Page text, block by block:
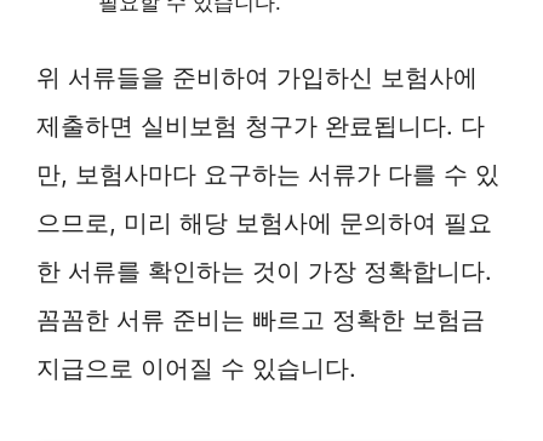
위 서류들을 준비하여 가입하신 보험사에
제출하면 실비보험 청구가 완료됩니다. 다
만, 보험사마다 요구하는 서류가 다를 수 있
으므로, 미리 해당 보험사에 문의하여 필요
한 서류를 확인하는 것이 가장 정확합니다.
꼼꼼한 서류 준비는 빠르고 정확한 보험금
지급으로 이어질 수 있습니다.